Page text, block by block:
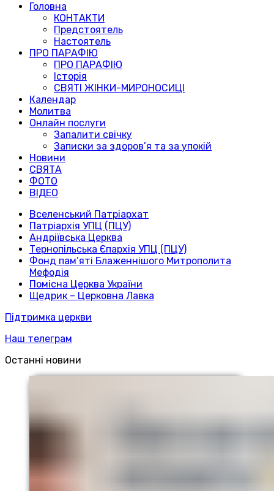
Головна
КОНТАКТИ
Предстоятель
Настоятель
ПРО ПАРАФІЮ
ПРО ПАРАФІЮ
Історія
СВЯТІ ЖІНКИ-МИРОНОСИЦІ
Календар
Молитва
Онлайн послуги
Запалити свічку
Записки за здоров’я та за упокій
Новини
СВЯТА
ФОТО
ВІДЕО
Вселенський Патріархат
Патріархія УПЦ (ПЦУ)
Андріївська Церква
Тернопільська Єпархія УПЦ (ПЦУ)
Фонд пам’яті Блаженнішого Митрополита
Мефодія
Помісна Церква України
Щедрик – Церковна Лавка
Підтримка церкви
Наш телеграм
Останні новини